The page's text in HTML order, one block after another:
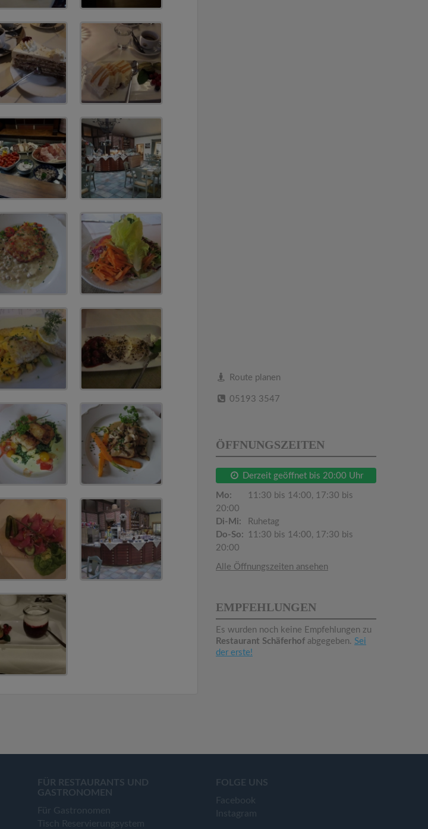
Route planen
05193 3547
ÖFFNUNGSZEITEN
Derzeit geöffnet bis 20:00 Uhr
Mo:
11:30 bis 14:00, 17:30 bis
20:00
Di-Mi:
Ruhetag
Do-So:
11:30 bis 14:00, 17:30 bis
20:00
Alle Öffnungszeiten ansehen
EMPFEHLUNGEN
Es wurden noch keine Empfehlungen zu
Restaurant Schäferhof abgegeben. Sei
der erste!
FÜR RESTAURANTS UND
GASTRONOMEN
Für Gastronomen
Tisch Reservierungsystem
FOLGE UNS
Facebook
Instagram